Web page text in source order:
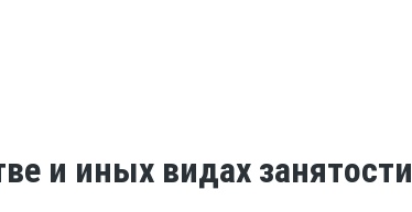
и иных видах занятости